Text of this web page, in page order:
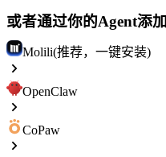
或者通过你的Agent添加
Molili(推荐，一键安装)
OpenClaw
CoPaw